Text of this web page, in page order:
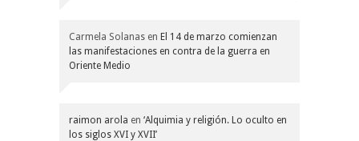
Carmela Solanas en El 14 de marzo comienzan
las manifestaciones en contra de la guerra en
Oriente Medio
raimon arola en ‘Alquimia y religión. Lo oculto en
los siglos XVI y XVII’